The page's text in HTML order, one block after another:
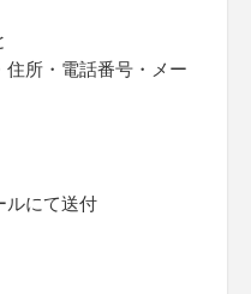
所・電話番号・メー
ルにて送付